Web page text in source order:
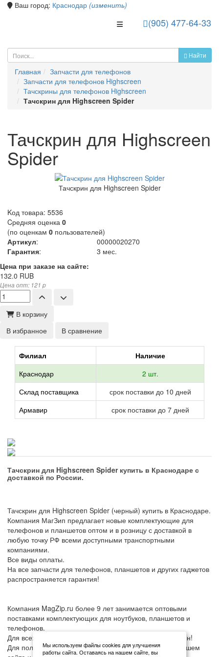
Ваш город: Краснодар (изменить)
(905) 477-64-33
Toggle Navigation
Найти
Главная
Запчасти для телефонов
Запчасти для телефонов Highscreen
Тачскрины для телефонов Highscreen
Тачскрин для Highscreen Spider
Тачскрин для Highscreen
Spider
Тачскрин для Highscreen Spider
Kод товара: 5536
Cредняя оценка 0
(по оценкам 0 пользователей)
Артикул:
00000020270
Гарантия:
3 мес.
Цена при заказе на сайте:
132.0 RUB
Цена опт: 121 p
В корзину
В избранное
В сравнение
Филиал
Наличие
Краснодар
2 шт.
Склад поставщика
срок поставки до 10 дней
Армавир
срок поставки до 7 дней
Тачскрин для Highscreen Spider купить в Краснодаре с
доставкой по России.
Тачскрин для Highscreen Spider (черный) купить в Краснодаре.
Компания МагЗип предлагает новые комплектующие для
телефонов и планшетов оптом и в розницу с доставкой в
любую точку РФ всеми доступными транспортными
компаниями.
Все виды оплаты.
На все запчасти для телефонов, планшетов и других гаджетов
распространяется гарантия!
Компания MagZip.ru более 9 лет занимается оптовыми
поставками комплектующих для ноутбуков, планшетов и
телефонов.
Для всех мастеров предусмотерны оптовые колонки цен!
Для получения оптовой цены: зарегистрируйтесь на нашем
Мы используем файлы cookies для улучшения
работы сайта. Оставаясь на нашем сайте, вы